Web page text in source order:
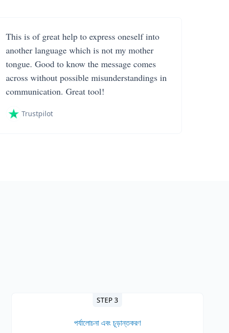
This is of great help to express oneself into
another language which is not my mother
tongue. Good to know the message comes
across without possible misunderstandings in
communication. Great tool!
Trustpilot
STEP 3
পর্যালোচনা এবং চূড়ান্তকরণ